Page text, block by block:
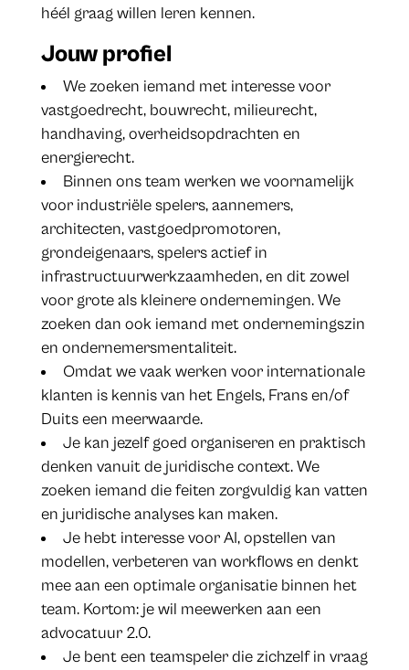
héél graag willen leren kennen.
Jouw profiel
We zoeken iemand met interesse voor
vastgoedrecht, bouwrecht, milieurecht,
handhaving, overheidsopdrachten en
energierecht.
Binnen ons team werken we voornamelijk
voor industriële spelers, aannemers,
architecten, vastgoedpromotoren,
grondeigenaars, spelers actief in
infrastructuurwerkzaamheden, en dit zowel
voor grote als kleinere ondernemingen. We
zoeken dan ook iemand met ondernemingszin
en ondernemersmentaliteit.
Omdat we vaak werken voor internationale
klanten is kennis van het Engels, Frans en/of
Duits een meerwaarde.
Je kan jezelf goed organiseren en praktisch
denken vanuit de juridische context. We
zoeken iemand die feiten zorgvuldig kan vatten
en juridische analyses kan maken.
Je hebt interesse voor AI, opstellen van
modellen, verbeteren van workflows en denkt
mee aan een optimale organisatie binnen het
team. Kortom: je wil meewerken aan een
advocatuur 2.0.
Je bent een teamspeler die zichzelf in vraag